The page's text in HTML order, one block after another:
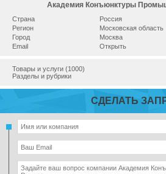
Академия Конъюнктуры
Страна
Россия
Регион
Московская область
Город
Москва
Email
Открыть
Товары и услуги (1000)
Разделы и рубрики
СДЕЛАТЬ